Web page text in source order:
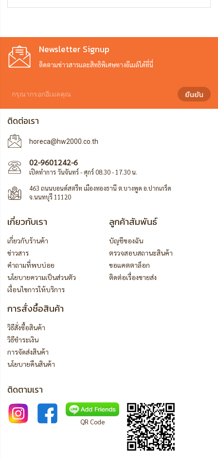
Newsletter Signup
ติดตามข่าวสารและสิทธิพิเศษทางอีเมล์ได้ที่นี่
ยืนยัน
ติดต่อเรา
horeca@hw2000.co.th
02-9601242-6
เปิดทำการ วันจันทร์ - ศุกร์ 08.30 - 17.30 น.
463 ถนนบอนด์สตรีท เมืองทองธานี ต.บางพูด อ.ปากเกร็ด
จ.นนทบุรี 11120
เกี่ยวกับเรา
เกี่ยวกับร้านค้า
ข่าวสาร
คำถามที่พบบ่อย
นโยบายความเป็นส่วนตัว
เงื่อนไขการให้บริการ
ลูกค้าสัมพันธ์
บัญชีของฉัน
ตรวจสอบสถานะสินค้า
ขอแคตตาล็อก
ติดต่อเรื่องขายส่ง
การสั่งซื้อสินค้า
วิธีสั่งซื้อสินค้า
วิธีชำระเงิน
การจัดส่งสินค้า
นโยบายคืนสินค้า
ติดตามเรา
QR Code